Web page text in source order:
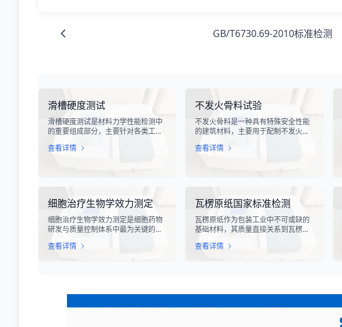
GB/T6730.69-2010标准检测
滑槽硬度测试
滑槽硬度测试是材料力学性能检测中
的重要组成部分，主要针对各类工业
用的滑槽部件进行硬度指标评估。滑
变形能力、耐磨性能以及整体机械强
度。
查看详情
不发火骨料试验
不发火骨料是一种具有特殊安全性能
的建筑材料，主要用于配制不发火混
擦、撞击等机械作用时，不会产生火
全具有重要意义。
查看详情
细胞治疗生物学效力测定
细胞治疗生物学效力测定是细胞药物
研发与质量控制体系中最为关键的核
疗的飞速发展，尤其是CAR-T、TCR-
物学效力，简称“效价”，并非简单的
细胞计数或表型分析，而是指细胞产
查看详情
瓦楞原纸国家标准检测
瓦楞原纸作为包装工业中不可或缺的
基础材料，其质量直接关系到瓦楞纸
原纸国家标准检测是依据GB/T
材料选取到成品出厂的全过程质量控
制，为包装行业提供了科学、规范的
查看详情